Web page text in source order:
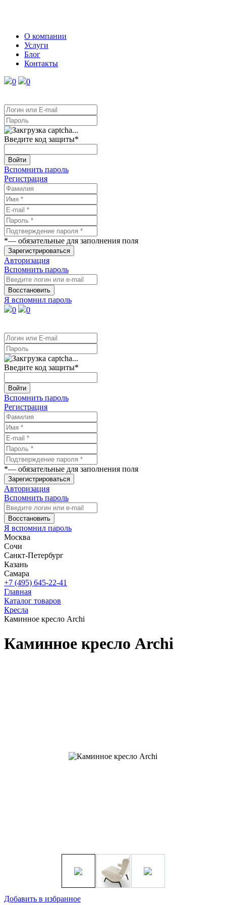
О компании
Услуги
Блог
Контакты
0 0
Введите код защиты*
Войти
Вспомнить пароль
Регистрация
*— обязательные для заполнения поля
Зарегистрироваться
Авторизация
Вспомнить пароль
Восстановить
Я вспомнил пароль
0
0
Введите код защиты*
Войти
Вспомнить пароль
Регистрация
*— обязательные для заполнения поля
Зарегистрироваться
Авторизация
Вспомнить пароль
Восстановить
Я вспомнил пароль
Москва
Сочи
Санкт-Петербург
Казань
Самара
+7 (495) 645-22-41
Главная
Каталог товаров
Кресла
Каминное кресло Archi
Каминное кресло Archi
Добавить в избранное